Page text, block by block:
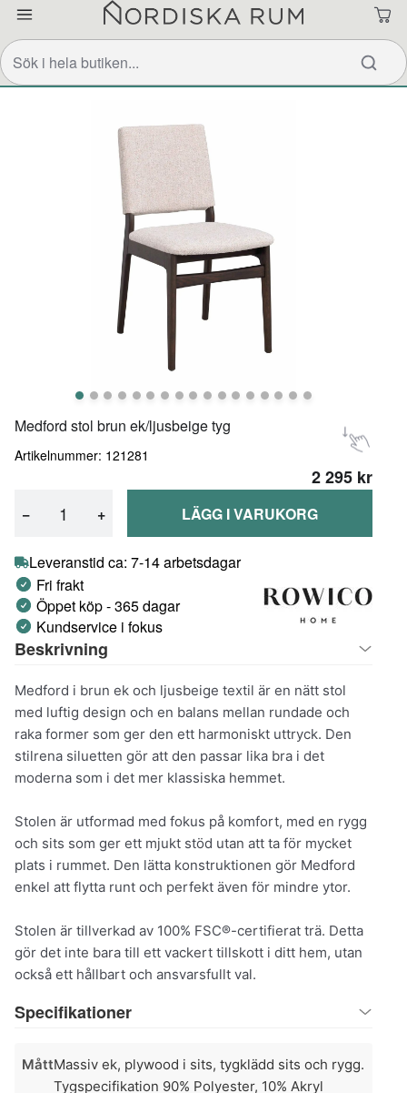
Medford stol brun ek/ljusbeige tyg
Artikelnummer: 121281
2 295 kr
− + LÄGG I VARUKORG
Leveranstid ca: 7-14 arbetsdagar
Fri frakt
Öppet köp - 365 dagar
Kundservice i fokus
Beskrivning
Medford i brun ek och ljusbeige textil är en nätt stol
med luftig design och en balans mellan rundade och
raka former som ger den ett harmoniskt uttryck. Den
stilrena siluetten gör att den passar lika bra i det
moderna som i det mer klassiska hemmet.
Stolen är utformad med fokus på komfort, med en rygg
och sits som ger ett mjukt stöd utan att ta för mycket
plats i rummet. Den lätta konstruktionen gör Medford
enkel att flytta runt och perfekt även för mindre ytor.
Stolen är tillverkad av 100% FSC®-certifierat trä. Detta
gör det inte bara till ett vackert tillskott i ditt hem, utan
också ett hållbart och ansvarsfullt val.
Specifikationer
MåttMassiv ek, plywood i sits, tygklädd sits och rygg.
Tygspecifikation 90% Polyester, 10% Akryl